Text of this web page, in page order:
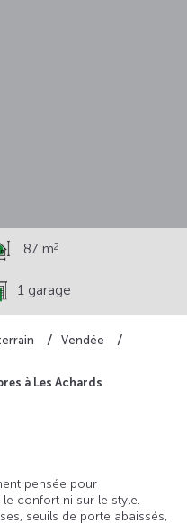
Vendée
à Les Achards
87 m2
1 garage
pensée pour
confort ni sur le style.
seuils de porte abaissés,